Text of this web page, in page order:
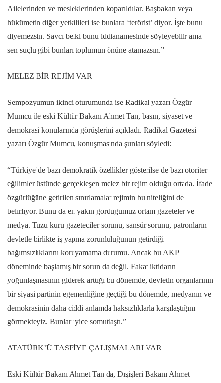
Ailelerinden ve mesleklerinden koparıldılar. Başbakan veya
hükümetin diğer yetkilileri ise bunlara ‘terörist’ diyor. İşte bunu
diyemezsin. Savcı belki bunu iddianamesinde söyleyebilir ama
sen suçlu gibi bunları toplumun önüne atamazsın.”
MELEZ BİR REJİM VAR
Sempozyumun ikinci oturumunda ise Radikal yazarı Özgür
Mumcu ile eski Kültür Bakanı Ahmet Tan, basın, siyaset ve
demokrasi konularında görüşlerini açıkladı. Radikal Gazetesi
yazarı Özgür Mumcu, konuşmasında şunları söyledi:
“Türkiye’de bazı demokratik özellikler gösterilse de bazı otoriter
eğilimler üstünde gerçekleşen melez bir rejim olduğu ortada. İfade
özgürlüğüne getirilen sınırlamalar rejimin bu niteliğini de
belirliyor. Bunu da en yakın gördüğümüz ortam gazeteler ve
medya. Tuzu kuru gazeteciler sorunu, sansür sorunu, patronların
devletle birlikte iş yapma zorunluluğunun getirdiği
bağımsızlıklarını koruyamama durumu. Ancak bu AKP
döneminde başlamış bir sorun da değil. Fakat iktidarın
yoğunlaşmasının giderek arttığı bu dönemde, devletin organlarının
bir siyasi partinin egemenliğine geçtiği bu dönemde, medyanın ve
demokrasinin daha ciddi anlamda haksızlıklarla karşılaştığını
görmekteyiz. Bunlar iyice somutlaştı.”
ATATÜRK’Ü TASFİYE ÇALIŞMALARI VAR
Eski Kültür Bakanı Ahmet Tan da, Dışişleri Bakanı Ahmet